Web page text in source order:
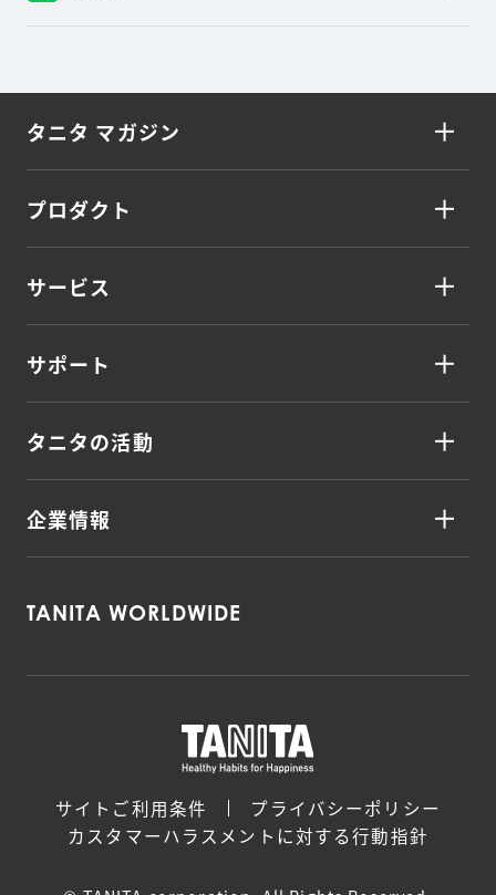
タニタ マガジン
プロダクト
サービス
サポート
タニタの活動
企業情報
TANITA WORLDWIDE
サイトご利用条件
プライバシーポリシー
カスタマーハラスメントに対する行動指針